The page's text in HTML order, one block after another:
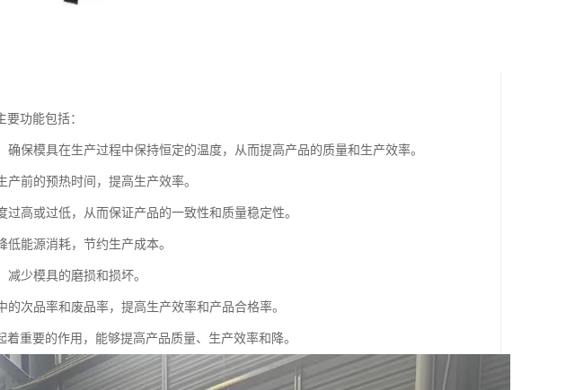
功能包括：
保模具在生产过程中保持恒定的温度，从而提高产品的质量和生产效率。
前的预热时间，提高生产效率。
高或过低，从而保证产品的一致性和质量稳定性。
能源消耗，节约生产成本。
少模具的磨损和损坏。
次品率和废品率，提高生产效率和产品合格率。
重要的作用，能够提高产品质量、生产效率和降。